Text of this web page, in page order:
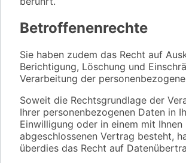
Betroffenenrechte
Sie haben zudem das Recht auf
Berichtigung, Löschung und
Verarbeitung der
Soweit die Rechtsgrundlage der
Ihrer personenbezogenen Daten in
Einwilligung oder in einem mit Ihnen
abgeschlossenen Vertrag besteht,
überdies das Recht auf